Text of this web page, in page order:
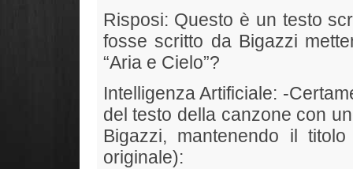
Risposi: Questo è un testo
fosse scritto da Bigazzi
“Aria e Cielo”?
Intelligenza Artificiale: -
del testo della canzone con
Bigazzi, mantenendo il
originale):